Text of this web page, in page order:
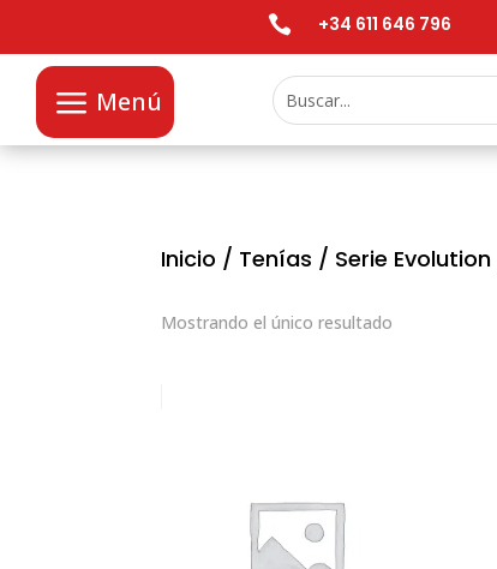
 +34 611 646 796
Menú
Inicio / Tenías / Serie Evolution
Mostrando el único resultado